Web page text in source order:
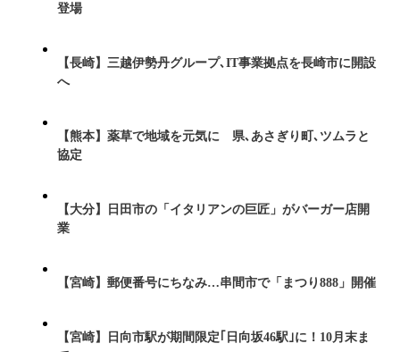
登場
【長崎】三越伊勢丹グループ､IT事業拠点を長崎市に開設
へ
【熊本】薬草で地域を元気に 県､あさぎり町､ツムラと
協定
【大分】日田市の「イタリアンの巨匠」がバーガー店開
業
【宮崎】郵便番号にちなみ…串間市で「まつり888」開催
【宮崎】日向市駅が期間限定｢日向坂46駅｣に！10月末ま